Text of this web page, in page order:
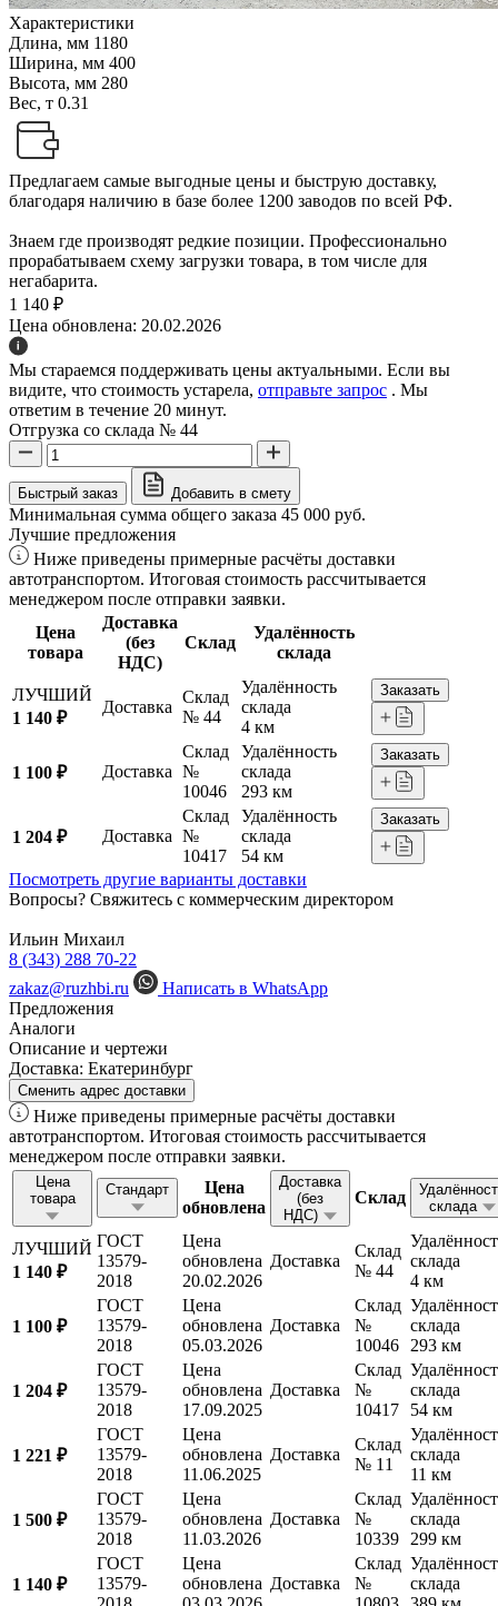
Характеристики
Длина, мм 1180
Ширина, мм 400
Высота, мм 280
Вес, т 0.31
Предлагаем самые выгодные цены и быструю доставку,
благодаря наличию в базе более 1200 заводов по всей РФ.
Знаем где производят редкие позиции. Профессионально
прорабатываем схему загрузки товара, в том числе для
негабарита.
1 140 ₽
Цена обновлена: 20.02.2026
Мы стараемся поддерживать цены актуальными. Если вы
видите, что стоимость устарела, отправьте запрос . Мы
ответим в течение 20 минут.
Отгрузка со склада № 44
Быстрый заказ Добавить в смету
Минимальная сумма общего заказа 45 000 руб.
Лучшие предложения
Ниже приведены примерные расчёты доставки
автотранспортом. Итоговая стоимость рассчитывается
менеджером после отправки заявки.
Цена
товара
Доставка
(без
НДС)
Склад
Удалённость
склада
ЛУЧШИЙ
1 140 ₽
Доставка
Склад
№ 44
Удалённость
склада
4 км
Заказать
1 100 ₽ Доставка
Склад
№
10046
Удалённость
склада
293 км
Заказать
1 204 ₽ Доставка
Склад
№
10417
Удалённость
склада
54 км
Заказать
Посмотреть другие варианты доставки
Вопросы? Свяжитесь с коммерческим директором
Ильин Михаил
8 (343) 288 70-22
zakaz@ruzhbi.ru
Написать в WhatsApp
Предложения
Аналоги
Описание и чертежи
Доставка: Екатеринбург
Сменить адрес доставки
Ниже приведены примерные расчёты доставки
автотранспортом. Итоговая стоимость рассчитывается
менеджером после отправки заявки.
Цена
товара
Стандарт
Цена
обновлена
Доставка
(без
НДС)
Склад
склада
ЛУЧШИЙ
1 140 ₽
ГОСТ
13579-
2018
Цена
обновлена
20.02.2026
Доставка
Склад
№ 44
склада
4 км
1 100 ₽
ГОСТ
13579-
2018
Цена
обновлена
05.03.2026
Доставка
Склад
№
10046
склада
293 км
1 204 ₽
ГОСТ
13579-
2018
Цена
обновлена
17.09.2025
Доставка
Склад
№
10417
склада
54 км
1 221 ₽
ГОСТ
13579-
2018
Цена
обновлена
11.06.2025
Доставка
Склад
№ 11
склада
11 км
1 500 ₽
ГОСТ
13579-
2018
Цена
обновлена
11.03.2026
Доставка
Склад
№
10339
склада
299 км
1 140 ₽
ГОСТ
13579-
Цена
обновлена Доставка
Склад
№
склада